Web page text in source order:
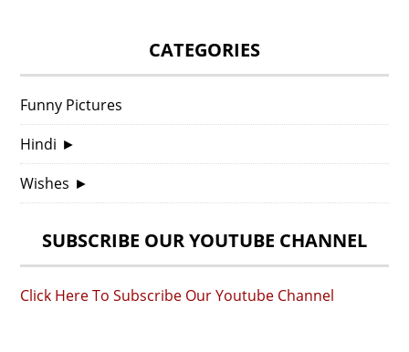
CATEGORIES
Funny Pictures
Hindi ►
Wishes ►
SUBSCRIBE OUR YOUTUBE CHANNEL
Click Here To Subscribe Our Youtube Channel